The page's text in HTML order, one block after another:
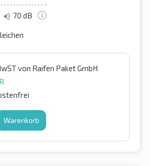
70 dB
von Raifen Paket GmbH
Warenkorb